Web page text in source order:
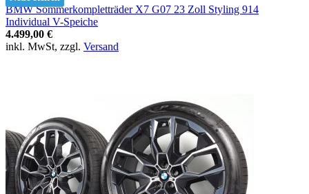
BMW Sommerkompletträder X7 G07 23 Zoll Styling 914
Individual V-Speiche
4.499,00 €
inkl. MwSt, zzgl. Versand